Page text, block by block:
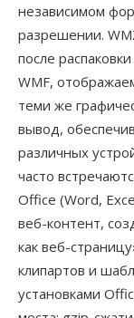
независимом
разрешении.
после
WMF,
теми же
вывод,
различных
часто
Office (Word,
веб-контент,
как веб-
клипартов и
установками